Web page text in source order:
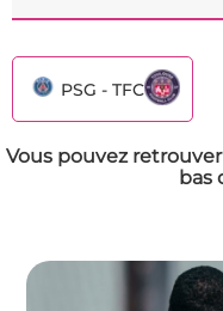
PSG - TFC
Vous pouvez
bas